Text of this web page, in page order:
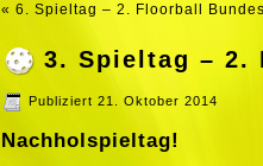
« 6. Spieltag – 2. Floorball
3. Spieltag – 2.
Publiziert 21. Oktober 2014
Nachholspieltag!